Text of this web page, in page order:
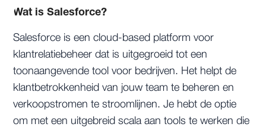
Wat is Salesforce?
Salesforce is een cloud-based platform voor
klantrelatiebeheer dat is uitgegroeid tot een
toonaangevende tool voor bedrijven. Het helpt de
klantbetrokkenheid van jouw team te beheren en
verkoopstromen te stroomlijnen. Je hebt de optie
om met een uitgebreid scala aan tools te werken die